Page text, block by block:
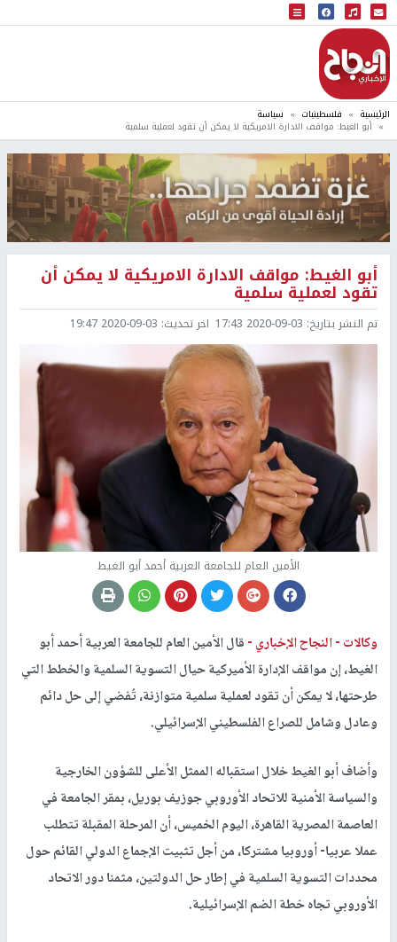
البث المباشر
إذاعة النجاح
الرئيسية فلسطينيات سياسة
أبو الغيط: مواقف الادارة الامريكية لا يمكن أن تقود لعملية سلمية
أبو الغيط: مواقف الادارة الامريكية لا يمكن أن
تقود لعملية سلمية
تم النشر بتاريخ: 2020-09-03 17:43 اخر تحديث: 2020-09-03 19:47
الأمين العام للجامعة العربية أحمد أبو الغيط
وكالات -النجاح الإخباري -قال الأمين العام للجامعة العربية أحمد أبو
الغيط، إن مواقف الإدارة الأميركية حيال التسوية السلمية والخطط التي
طرحتها، لا يمكن أن تقود لعملية سلمية متوازنة، تُفضي إلى حل دائم
وعادل وشامل للصراع الفلسطيني الإسرائيلي.
وأضاف أبو الغيط خلال استقباله الممثل الأعلى للشؤون الخارجية
والسياسة الأمنية للاتحاد الأوروبي جوزيف بوريل، بمقر الجامعة في
العاصمة المصرية القاهرة، اليوم الخميس، أن المرحلة المقبلة تتطلب
عملا عربيا- أوروبيا مشتركا، من أجل تثبيت الإجماع الدولي القائم حول
محددات التسوية السلمية في إطار حل الدولتين، مثمنا دور الاتحاد
الأوروبي تجاه خطة الضم الإسرائيلية.